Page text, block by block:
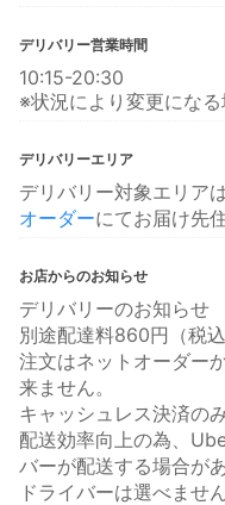
デリバリー営業時間
10:15-20:30
※状況により変更になる
デリバリーエリア
デリバリー対象エリア
オーダーにてお届け先
お店からのお知らせ
デリバリーのお知らせ
別途配達料860円（税
注文はネットオーダー
来ません。
キャッシュレス決済の
配送効率向上の為、
バーが配送する場合が
ドライバーは選べませ